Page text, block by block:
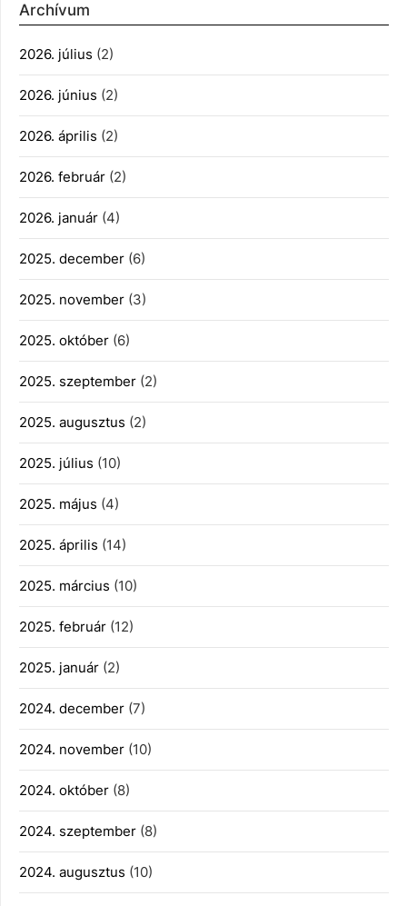
Archívum
2026. július (2)
2026. június (2)
2026. április (2)
2026. február (2)
2026. január (4)
2025. december (6)
2025. november (3)
2025. október (6)
2025. szeptember (2)
2025. augusztus (2)
2025. július (10)
2025. május (4)
2025. április (14)
2025. március (10)
2025. február (12)
2025. január (2)
2024. december (7)
2024. november (10)
2024. október (8)
2024. szeptember (8)
2024. augusztus (10)